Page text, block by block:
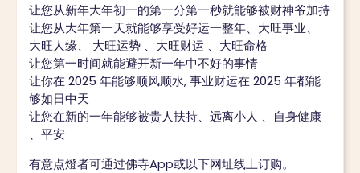
让您从新年大年初一的第一分第一秒就能够被财神爷加持
让您从大年第一天就能够享受好运一整年、大旺事业、
大旺人缘、 大旺运势 、大旺财运 、大旺命格
让您第一时间就能避开新一年中不好的事情
让你在 2025 年能够顺风顺水, 事业财运在 2025 年都能
够如日中天
让您在新的一年能够被贵人扶持、远离小人 、自身健康
、平安
有意点燈者可通过佛寺App或以下网址线上订购。